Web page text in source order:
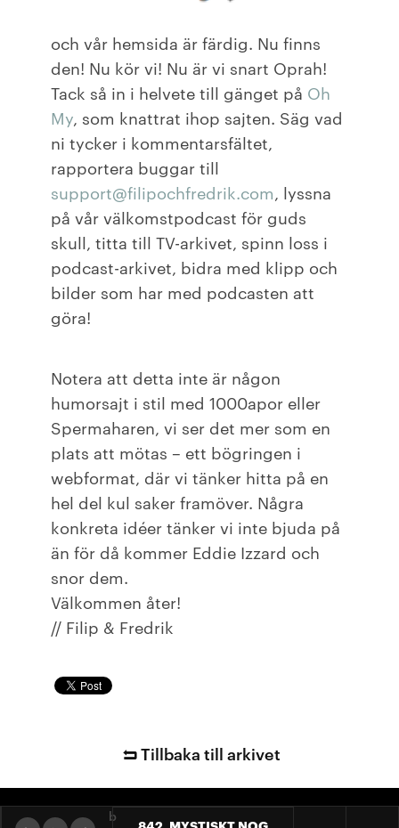
och vår hemsida är färdig. Nu finns
den! Nu kör vi! Nu är vi snart Oprah!
Tack så in i helvete till gänget på Oh
My, som knattrat ihop sajten. Säg vad
ni tycker i kommentarsfältet,
rapportera buggar till
support@filipochfredrik.com , lyssna
på vår välkomstpodcast för guds
skull, titta till TV-arkivet, spinn loss i
podcast-arkivet, bidra med klipp och
bilder som har med podcasten att
göra!
Notera att detta inte är någon
humorsajt i stil med 1000apor eller
Spermaharen, vi ser det mer som en
plats att mötas – ett bögringen i
webformat, där vi tänker hitta på en
hel del kul saker framöver. Några
konkreta idéer tänker vi inte bjuda på
än för då kommer Eddie Izzard och
snor dem.
Välkommen åter!
// Filip & Fredrik
Tillbaka till arkivet
b